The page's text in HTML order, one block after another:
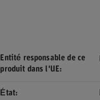
Entité responsable de ce
produit dans l'UE
État